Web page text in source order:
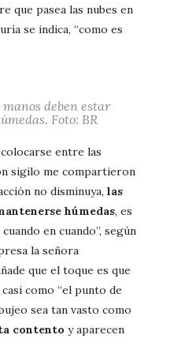
que pasea las nubes en
se indica, “como es
manos deben estar
Foto: BR
entre las
sigilo me compartieron
no disminuya, las
húmedas, es
en cuando”, según
la señora
que el toque es que
como “el punto de
sea tan vasto como
contento y aparecen